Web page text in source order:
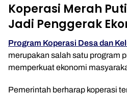
Koperasi Merah
Jadi Penggerak
Program Koperasi Desa dan
merupakan salah satu program
memperkuat ekonomi
Pemerintah berharap koperasi